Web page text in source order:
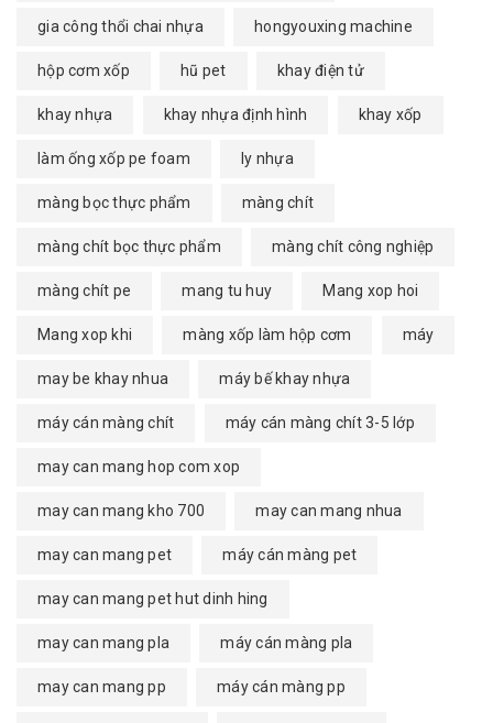
gia công thổi chai nhựa hongyouxing machine
hộp cơm xốp hũ pet khay điện tử
khay nhựa khay nhựa định hình khay xốp
làm ống xốp pe foam ly nhựa
màng bọc thực phẩm màng chít
màng chít bọc thực phẩm màng chít công nghiệp
màng chít pe mang tu huy Mang xop hoi
Mang xop khi màng xốp làm hộp cơm máy
may be khay nhua máy bế khay nhựa
máy cán màng chít máy cán màng chít 3-5 lớp
may can mang hop com xop
may can mang kho 700 may can mang nhua
may can mang pet máy cán màng pet
may can mang pet hut dinh hing
may can mang pla máy cán màng pla
may can mang pp máy cán màng pp